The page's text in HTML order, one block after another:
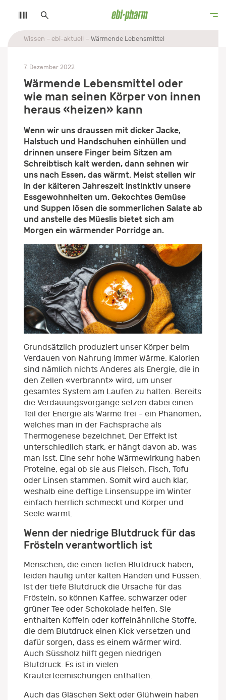
Wissen ebi-aktuell Wärmende Lebensmittel
7. Dezember 2022
Wärmende Lebensmittel oder
wie man seinen Körper von innen
heraus «heizen» kann
Wenn wir uns draussen mit dicker Jacke,
Halstuch und Handschuhen einhüllen und
drinnen unsere Finger beim Sitzen am
Schreibtisch kalt werden, dann sehnen wir
uns nach Essen, das wärmt. Meist stellen wir
in der kälteren Jahreszeit instinktiv unsere
Essgewohnheiten um. Gekochtes Gemüse
und Suppen lösen die sommerlichen Salate ab
und anstelle des Müeslis bietet sich am
Morgen ein wärmender Porridge an.
Grundsätzlich produziert unser Körper beim
Verdauen von Nahrung immer Wärme. Kalorien
sind nämlich nichts Anderes als Energie, die in
den Zellen «verbrannt» wird, um unser
gesamtes System am Laufen zu halten. Bereits
die Verdauungsvorgänge setzen dabei einen
Teil der Energie als Wärme frei – ein Phänomen,
welches man in der Fachsprache als
Thermogenese bezeichnet. Der Effekt ist
unterschiedlich stark, er hängt davon ab, was
man isst. Eine sehr hohe Wärmewirkung haben
Proteine, egal ob sie aus Fleisch, Fisch, Tofu
oder Linsen stammen. Somit wird auch klar,
weshalb eine deftige Linsensuppe im Winter
einfach herrlich schmeckt und Körper und
Seele wärmt.
Wenn der niedrige Blutdruck für das
Frösteln verantwortlich ist
Menschen, die einen tiefen Blutdruck haben,
leiden häufig unter kalten Händen und Füssen.
Ist der tiefe Blutdruck die Ursache für das
Frösteln, so können Kaffee, schwarzer oder
grüner Tee oder Schokolade helfen. Sie
enthalten Koffein oder koffeinähnliche Stoffe,
die dem Blutdruck einen Kick versetzen und
dafür sorgen, dass es einem wärmer wird.
Auch Süssholz hilft gegen niedrigen
Blutdruck. Es ist in vielen
Kräuterteemischungen enthalten.
Auch das Gläschen Sekt oder Glühwein haben